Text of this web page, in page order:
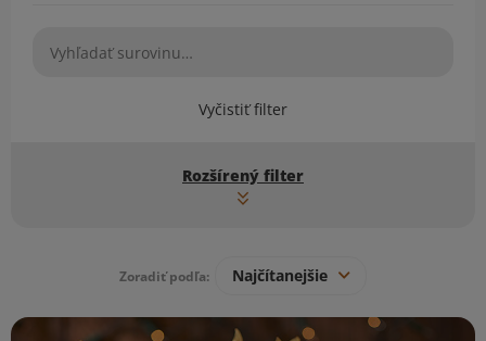
Vyčistiť filter
Rozšírený filter
Zoradiť podľa: Najčítanejšie
Zoznam receptov